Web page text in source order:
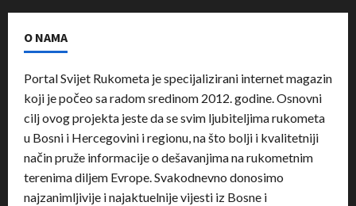
O NAMA
Portal Svijet Rukometa je specijalizirani internet magazin
koji je počeo sa radom sredinom 2012. godine. Osnovni
cilj ovog projekta jeste da se svim ljubiteljima rukometa
u Bosni i Hercegovini i regionu, na što bolji i kvalitetniji
način pruže informacije o dešavanjima na rukometnim
terenima diljem Evrope. Svakodnevno donosimo
najzanimljivije i najaktuelnije vijesti iz Bosne i